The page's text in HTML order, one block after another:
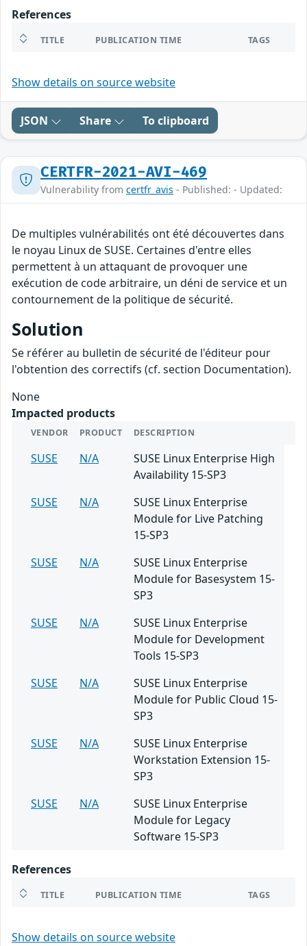
References
TITLE PUBLICATION TIME TAGS
Show details on source website
JSON Share To clipboard
CERTFR-2021-AVI-469
Vulnerability from certfr_avis - Published: - Updated:
De multiples vulnérabilités ont été découvertes dans
le noyau Linux de SUSE. Certaines d'entre elles
permettent à un attaquant de provoquer une
exécution de code arbitraire, un déni de service et un
contournement de la politique de sécurité.
Solution
Se référer au bulletin de sécurité de l'éditeur pour
l'obtention des correctifs (cf. section Documentation).
None
Impacted products
VENDOR PRODUCT DESCRIPTION
SUSE N/A
SUSE Linux Enterprise High
Availability 15-SP3
SUSE
N/A
SUSE Linux Enterprise
Module for Live Patching
15-SP3
SUSE
N/A
SUSE Linux Enterprise
Module for Basesystem 15-
SP3
SUSE
N/A
SUSE Linux Enterprise
Module for Development
Tools 15-SP3
SUSE
N/A
SUSE Linux Enterprise
Module for Public Cloud 15-
SP3
SUSE
N/A
SUSE Linux Enterprise
Workstation Extension 15-
SP3
SUSE
N/A
SUSE Linux Enterprise
Module for Legacy
Software 15-SP3
References
TITLE PUBLICATION TIME TAGS
Show details on source website